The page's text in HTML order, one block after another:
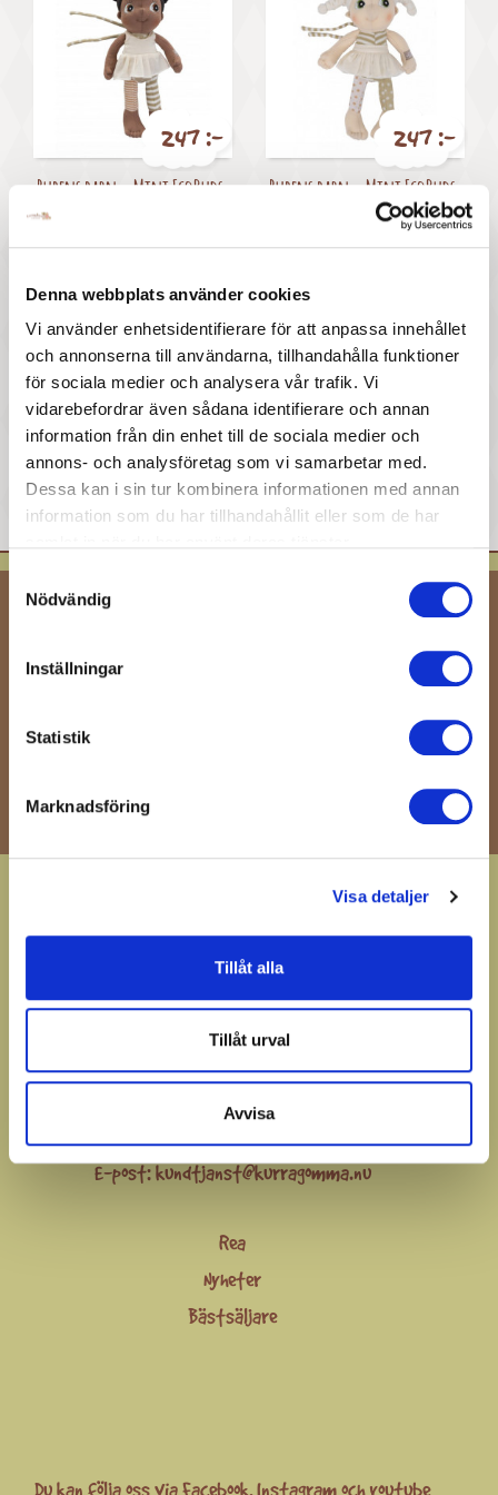
Denna webbplats använder cookies
Vi använder enhetsidentifierare för att anpassa innehållet
och annonserna till användarna, tillhandahålla funktioner
för sociala medier och analysera vår trafik. Vi
vidarebefordrar även sådana identifierare och annan
information från din enhet till de sociala medier och
annons- och analysföretag som vi samarbetar med.
Dessa kan i sin tur kombinera informationen med annan
information som du har tillhandahållit eller som de har
Samtyckesval
Nödvändig
Inställningar
Statistik
Marknadsföring
Visa detaljer
Tillåt alla
Tillåt urval
Avvisa
Pris
247 :-
Rubens barn - Mini EcoBuds,
Pris
247 :-
Rubens barn - Mini EcoBuds,
Lily
Du kan avbryta prenumerationen när som helst. För
detta ändamål, vänligen hitta vår kontaktinformation i
GDPR
Om oss
E-post:kundtjanst@kurragomma.nu
Rea
Nyheter
Bästsäljare
Du kan följa oss viaFacebook,Instagramochyoutube